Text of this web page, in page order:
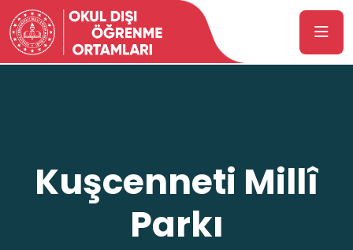
Kuşcenneti Millî
Parkı